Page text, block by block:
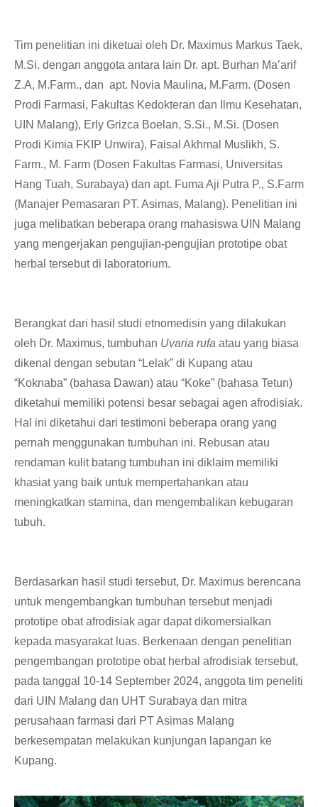
Tim penelitian ini diketuai oleh Dr. Maximus Markus Taek,
M.Si. dengan anggota antara lain Dr. apt. Burhan Ma’arif
Z.A, M.Farm., dan apt. Novia Maulina, M.Farm. (Dosen
Prodi Farmasi, Fakultas Kedokteran dan Ilmu Kesehatan,
UIN Malang), Erly Grizca Boelan, S.Si., M.Si. (Dosen
Prodi Kimia FKIP Unwira), Faisal Akhmal Muslikh, S.
Farm., M. Farm (Dosen Fakultas Farmasi, Universitas
Hang Tuah, Surabaya) dan apt. Fuma Aji Putra P., S.Farm
(Manajer Pemasaran PT. Asimas, Malang). Penelitian ini
juga melibatkan beberapa orang mahasiswa UIN Malang
yang mengerjakan pengujian-pengujian prototipe obat
herbal tersebut di laboratorium.
Berangkat dari hasil studi etnomedisin yang dilakukan
oleh Dr. Maximus, tumbuhan Uvaria rufa atau yang biasa
dikenal dengan sebutan “Lelak” di Kupang atau
“Koknaba” (bahasa Dawan) atau “Koke” (bahasa Tetun)
diketahui memiliki potensi besar sebagai agen afrodisiak.
Hal ini diketahui dari testimoni beberapa orang yang
pernah menggunakan tumbuhan ini. Rebusan atau
rendaman kulit batang tumbuhan ini diklaim memiliki
khasiat yang baik untuk mempertahankan atau
meningkatkan stamina, dan mengembalikan kebugaran
tubuh.
Berdasarkan hasil studi tersebut, Dr. Maximus berencana
untuk mengembangkan tumbuhan tersebut menjadi
prototipe obat afrodisiak agar dapat dikomersialkan
kepada masyarakat luas. Berkenaan dengan penelitian
pengembangan prototipe obat herbal afrodisiak tersebut,
pada tanggal 10-14 September 2024, anggota tim peneliti
dari UIN Malang dan UHT Surabaya dan mitra
perusahaan farmasi dari PT Asimas Malang
berkesempatan melakukan kunjungan lapangan ke
Kupang.